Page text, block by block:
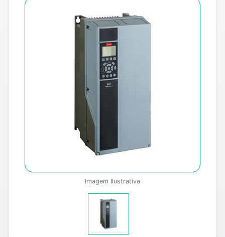
Imagem Ilustrativa